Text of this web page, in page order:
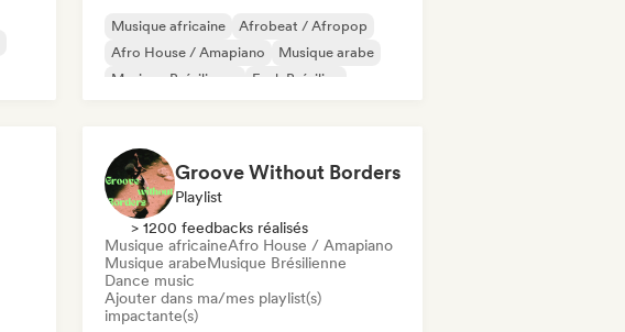
Musique africaine
Afrobeat / Afropop
Afro House / Amapiano
Musique arabe
Musique Brésilienne
Funk Brésilien
Groove Without Borders
Playlist
> 1200 feedbacks réalisés
Musique africaineAfro House / Amapiano
Musique arabeMusique Brésilienne
Dance music
Ajouter dans ma/mes playlist(s)
impactante(s)